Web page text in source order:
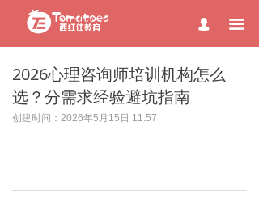
끀
넙
2026心理咨询师培训机构怎么
选？分需求经验避坑指南
创建时间： 2026年5月15日 11:57